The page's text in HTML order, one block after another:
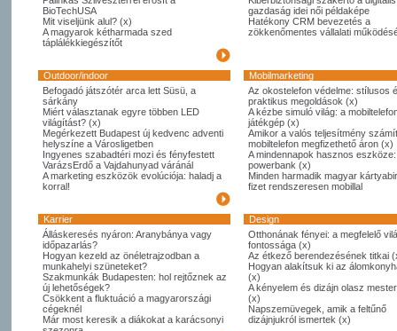
BioTechUSA
Mit viseljünk alul? (x)
A magyarok kétharmada szed
táplálékkiegészítőt
gazdaság idei női példaképe
Hatékony CRM bevezetés a
zökkenőmentes vállalati
Outdoor/indoor
Mobilmarketing
Befogadó játszótér arca lett Süsü, a
sárkány
Miért választanak egyre többen LED
világítást? (x)
Megérkezett Budapest új kedvenc adventi
helyszíne a Városligetben
Ingyenes szabadtéri mozi és fényfestett
VarázsErdő a Vajdahunyad váránál
A marketing eszközök evolúciója: haladj a
korral!
Az okostelefon védelme: stílusos
praktikus megoldások (x)
A kézbe simuló világ: a
játékgép (x)
Amikor a valós teljesítmény
mobiltelefon megfizethető áron (x)
A mindennapok hasznos
powerbank (x)
Minden harmadik magyar
fizet rendszeresen mobillal
Karrier
Design
Álláskeresés nyáron: Aranybánya vagy
időpazarlás?
Hogyan kezeld az önéletrajzodban a
munkahelyi szüneteket?
Szakmunkák Budapesten: hol rejtőznek az
új lehetőségek?
Csökkent a fluktuáció a magyarországi
cégeknél
Már most keresik a diákokat a karácsonyi
Otthonának fényei: a megfelelő
fontossága (x)
Az étkező berendezésének titkai
Hogyan alakítsuk ki az
(x)
A kényelem és dizájn olasz
(x)
Napszemüvegek, amik a feltűnő
dizájnjukról ismertek (x)